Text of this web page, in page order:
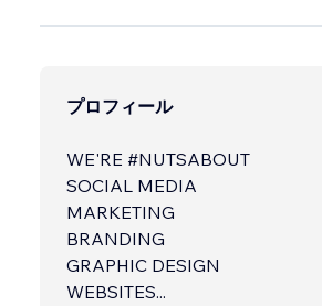
プロフィール
WE'RE #NUTSABOUT
SOCIAL MEDIA
MARKETING
BRANDING
GRAPHIC DESIGN
WEBSITES...